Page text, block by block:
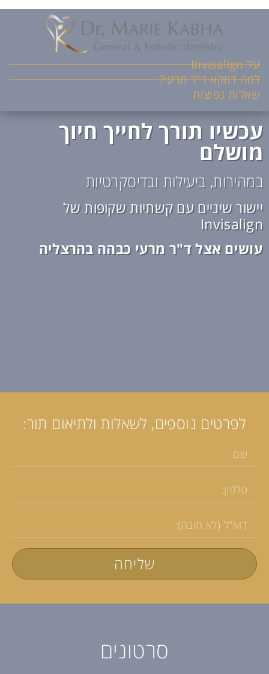
על Invisalign
למה דווקא ד"ר מרעי?
שאלות נפוצות
עכשיו תורך לחייך חיוך
מושלם
במהירות, ביעילות ובדיסקרטיות
יישור שיניים עם קשתיות שקופות של
Invisalign
עושים אצל ד"ר מרעי כבהה בהרצליה
לפרטים נוספים, לשאלות ולתיאום תור:
שליחה
סרטונים